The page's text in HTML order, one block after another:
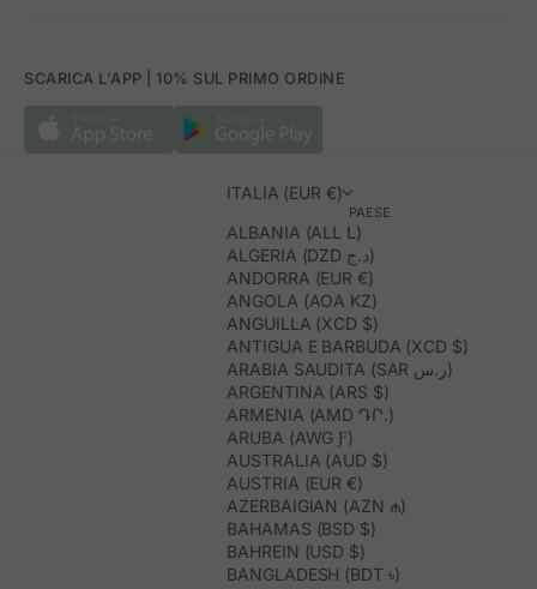
SCARICA L'APP | 10% SUL PRIMO ORDINE
ITALIA (EUR €)
PAESE
ALBANIA (ALL L)
ALGERIA (DZD د.ج)
ANDORRA (EUR €)
ANGOLA (AOA KZ)
ANGUILLA (XCD $)
ANTIGUA E BARBUDA (XCD $)
ARABIA SAUDITA (SAR ر.س)
ARGENTINA (ARS $)
ARMENIA (AMD ԴՐ.)
ARUBA (AWG Ƒ)
AUSTRALIA (AUD $)
AUSTRIA (EUR €)
AZERBAIGIAN (AZN ₼)
BAHAMAS (BSD $)
BAHREIN (USD $)
BANGLADESH (BDT ৳)